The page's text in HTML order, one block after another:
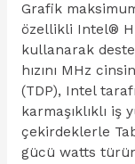
Grafik
özellikli Intel®
kullanarak
hızını MHz
(TDP), Intel
karmaşıklıklı
çekirdeklerle
gücü watts